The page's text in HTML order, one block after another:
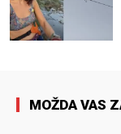
MOŽDA VAS